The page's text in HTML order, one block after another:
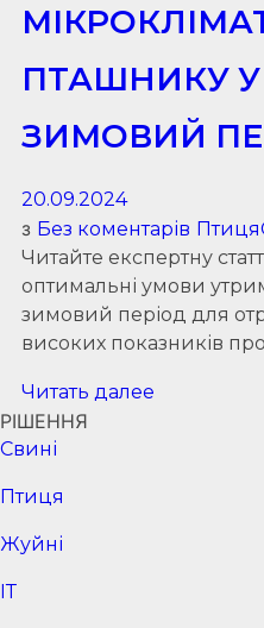
ПТАШНИКУ У
ЗИМОВИЙ
20.09.2024
з Без коментарів Птиця
Читайте експертну
оптимальні умови
зимовий період для
високих показників
Читать далее
РІШЕННЯ
Cвині
Птиця
Жуйні
ІТ